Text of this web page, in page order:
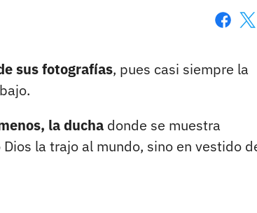
sus fotografías, pues casi siempre la
la ducha donde se muestra
la trajo al mundo, sino en vestido